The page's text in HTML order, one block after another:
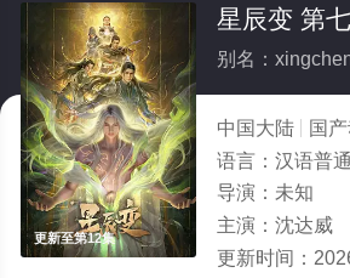
更新至第12集
星辰变 第
别名：
中国大陆 国
语言： 汉语普
导演： 未知
主演： 沈达威
更新时间：